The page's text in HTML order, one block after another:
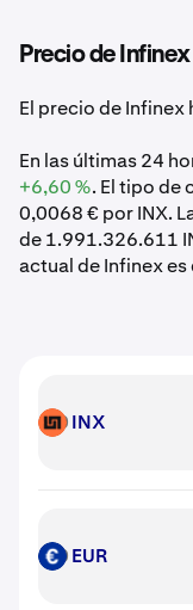
Precio de
El precio de Infinex
En las últimas 24
+6,60 %. El tipo de
0,0068 € por INX.
de 1.991.326.611
actual de Infinex es
INX INX
EUR EUR